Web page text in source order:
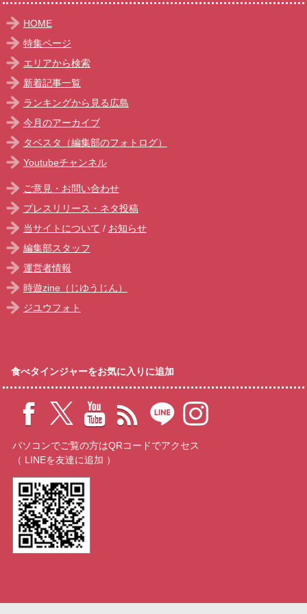
HOME
特集ページ
エリアから検索
新着記事一覧
ランキングから見る広島
今月のアーカイブ
タベスタ（編集部のフォトログ）
Youtubeチャンネル
ご意見・お問い合わせ
プレスリリース・ネタ投稿
当サイトについて / お知らせ
編集部スタッフ
運営者情報
時遊zine（じゆうじん）
ジユウフォト
食べタインジャーをお気に入りに追加
パソコンでご覧の方はQRコードでアクセス
（ LINEを友達に追加 ）